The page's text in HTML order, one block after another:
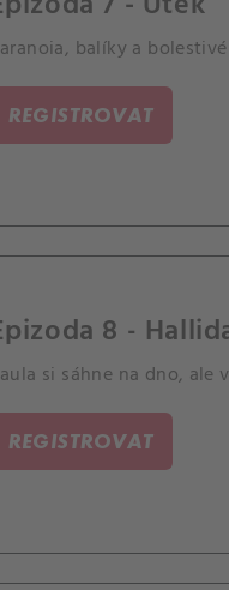
balíky a
REGISTROVAT
8 -
si sáhne na dno, ale
REGISTROVAT